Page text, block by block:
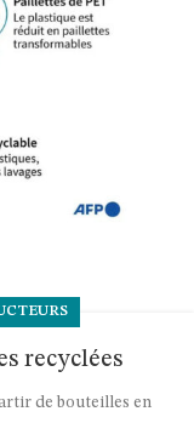
recyclées
de bouteilles en